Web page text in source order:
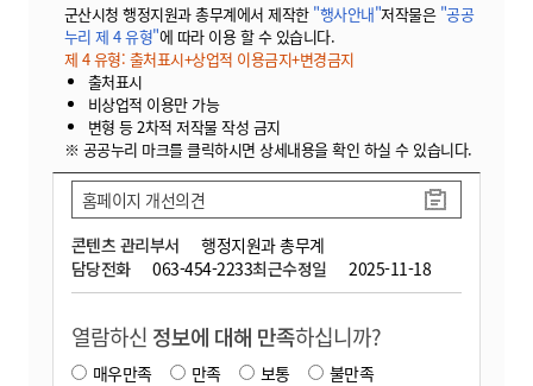
군산시청 행정지원과 총무계에서 제작한 "행사안내"저작물은 "공공
누리 제 4 유형"에 따라 이용 할 수 있습니다.
제 4 유형: 출처표시+상업적 이용금지+변경금지
출처표시
비상업적 이용만 가능
변형 등 2차적 저작물 작성 금지
※ 공공누리 마크를 클릭하시면 상세내용을 확인 하실 수 있습니다.
콘텐츠 관리부서
행정지원과 총무계
담당전화
063-454-2233최근수정일 2025-11-18
홈페이지 개선의견
열람하신 정보에 대해 만족하십니까?
매우만족 만족 보통
불만족